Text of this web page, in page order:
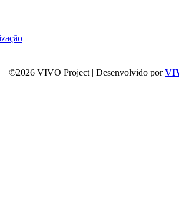
©2026 VIVO Project | Desenvolvido por